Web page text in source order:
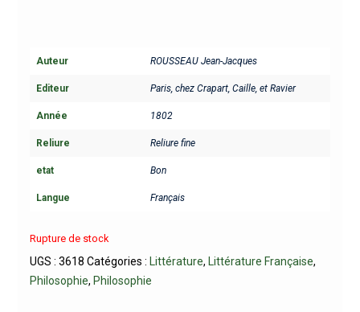
Auteur ROUSSEAU Jean-Jacques
Editeur Paris, chez Crapart, Caille, et Ravier
Année 1802
Reliure Reliure fine
etat Bon
Langue Français
Rupture de stock
UGS : 3618 Catégories : Littérature, Littérature Française,
Philosophie, Philosophie